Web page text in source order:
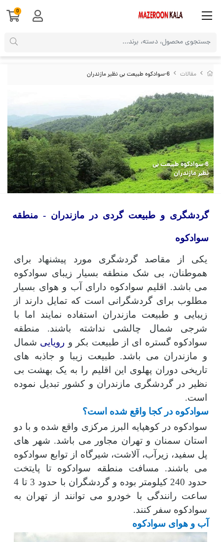
مقالات 6-سوادکوه طبیعت بی نظیر مازندران
6-سوادکوه طبیعت بی
نظیر مازندران
گردشگری و طبیعت گردی در مازندران - منطقه
سوادکوه
یکی از مقاصد گردشگری مورد پیشنهاد برای
هموطنان، بی شک منطقه بسیار زیبای سوادکوه
می باشد. اقلیم سوادکوه دارای آب و هوای بسیار
مطلوب برای گردشگرانی است که تمایل دارند از
زیبایی و طبیعت مازندران استفاده نمایند اما با
شرجی شمال چالشی نداشته باشند. منطقه
سوادکوه گستره ای از طبیعت بکر و رویایی شمال
و مازندران می باشد. طبیعت زیبا و جاذبه های
تاریخی دوران پهلوی این اقلیم را به یک بهشت بی
نظیر در گردشگری مازندران و کشور تبدیل نموده
است.
سوادکوه در کجا واقع شده است؟
سوادکوه در کوهپایه البرز مرکزی واقع شده و با دو
استان سمنان و تهران مجاور می باشد. شهر های
پل سفید، زیرآب، آلاشت، شیرگاه از توابع سوادکوه
می باشند. مسافت منطقه سوادکوه تا پایتخت
حدود 240 کیلومتر بوده و گردشگران با حدود 3 تا 4
ساعت رانندگی با خودرو می توانند از تهران به
سوادکوه سفر کنند.
آب و هوای سوادکوه
0